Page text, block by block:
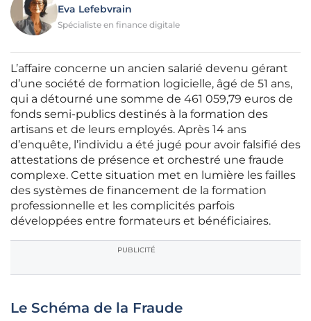
Eva Lefebvrain
Spécialiste en finance digitale
L’affaire concerne un ancien salarié devenu gérant
d’une société de formation logicielle, âgé de 51 ans,
qui a détourné une somme de 461 059,79 euros de
fonds semi-publics destinés à la formation des
artisans et de leurs employés. Après 14 ans
d’enquête, l’individu a été jugé pour avoir falsifié des
attestations de présence et orchestré une fraude
complexe. Cette situation met en lumière les failles
des systèmes de financement de la formation
professionnelle et les complicités parfois
développées entre formateurs et bénéficiaires.
PUBLICITÉ
Le Schéma de la Fraude